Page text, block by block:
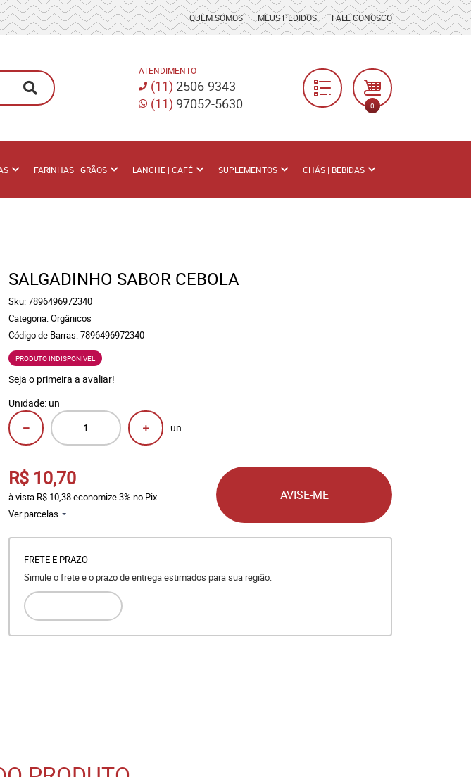
QUEM SOMOS MEUS PEDIDOS FALE CONOSCO
ATENDIMENTO
(11) 2506-9343
(11) 97052-5630 0
FARINHAS | GRÃOS LANCHE | CAFÉ SUPLEMENTOS CHÁS | BEBIDAS
SALGADINHO SABOR CEBOLA
Sku:7896496972340
Categoria:Orgânicos
Código de Barras:7896496972340
PRODUTO INDISPONÍVEL
Seja o primeira a avaliar!
Unidade: un
un
R$ 10,70
à vista R$ 10,38economize3% no Pix
Ver parcelas
AVISE-ME
FRETE E PRAZO
Simule o frete e o prazo de entrega estimados para sua região: